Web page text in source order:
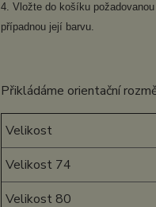
4. Vložte do košíku
případnou její barvu.
Přikládáme orientační
Velikost
Velikost 74
Velikost 80